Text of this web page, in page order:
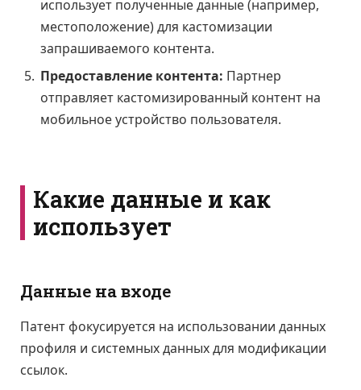
использует полученные данные (например,
местоположение) для кастомизации
запрашиваемого контента.
Предоставление контента: Партнер
отправляет кастомизированный контент на
мобильное устройство пользователя.
Какие данные и как
использует
Данные на входе
Патент фокусируется на использовании данных
профиля и системных данных для модификации
ссылок.